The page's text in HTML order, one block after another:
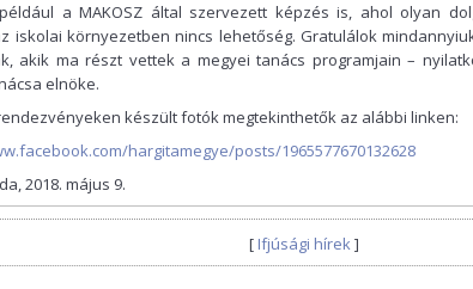
a MAKOSZ által szervezett képzés is, ahol olyan
iskolai környezetben nincs lehetőség. Gratulálok
akik ma részt vettek a megyei tanács programjain –
elnöke.
készült fotók megtekinthetők az alábbi linken:
hargitamegye/posts/1965577670132628
2018. május 9.
[ Ifjúsági hírek]